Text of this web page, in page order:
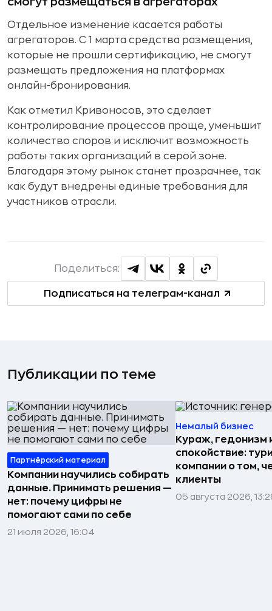
Отдельное изменение касается работы
агрегаторов. С 1 марта средства размещения,
которые не прошли сертификацию, не смогут
размещать предложения на платформах
онлайн-бронирования.
Как отметил Кривоносов, это сделает
контролирование процессов проще, уменьшит
количество споров и исключит возможность
работы таких организаций в серой зоне.
Благодаря этому рынок станет прозрачнее, так
как будут внедрены единые требования для
участников отрасли.
Подписаться на телеграм-канал
Поделиться:
Публикации по теме
Партнёрский материал
Компании научились собирать
данные. Принимать решения —
нет: почему цифры не
помогают сами по себе
21 июля 2026, 16:04
Немалый бизнес
Кураж, гедонизм
спокойствие:
компании о том,
клиенты
05 августа 2026,